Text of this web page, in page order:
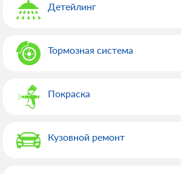
Детейлинг
Тормозная система
Покраска
Кузовной ремонт